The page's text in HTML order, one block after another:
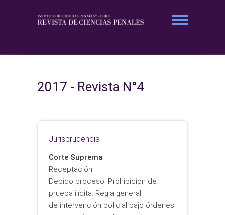
2017 - Revista N°4
Jurisprudencia
Corte Suprema
Receptación
Debido proceso. Prohibición de
prueba ilícita. Regla general
de intervención policial bajo órdenes